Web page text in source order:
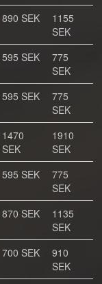
890 SEK
1155
SEK
595 SEK
775
SEK
595 SEK
775
SEK
1470
SEK
1910
SEK
595 SEK
775
SEK
870 SEK
1135
SEK
700 SEK
910
SEK